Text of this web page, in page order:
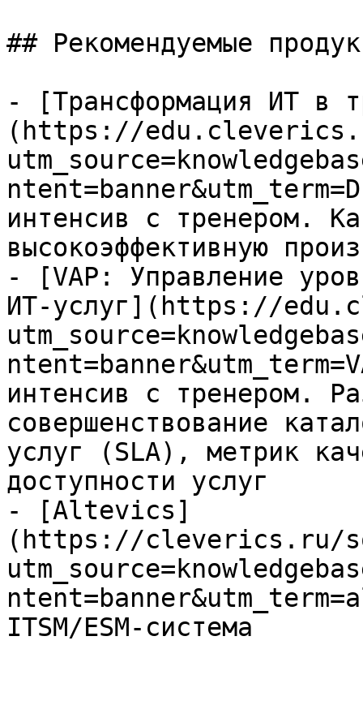
## Рекомендуемые
- [Трансформация ИТ в
(https://
интенсив с тренером.
высокоэффективную
- [VAP: Управление
ИТ-услуг](https://
интенсив с тренером.
совершенствование
услуг (SLA), метрик
доступности услуг
- [Altevics]
(https://cleverics.ru/
ITSM/ESM-система